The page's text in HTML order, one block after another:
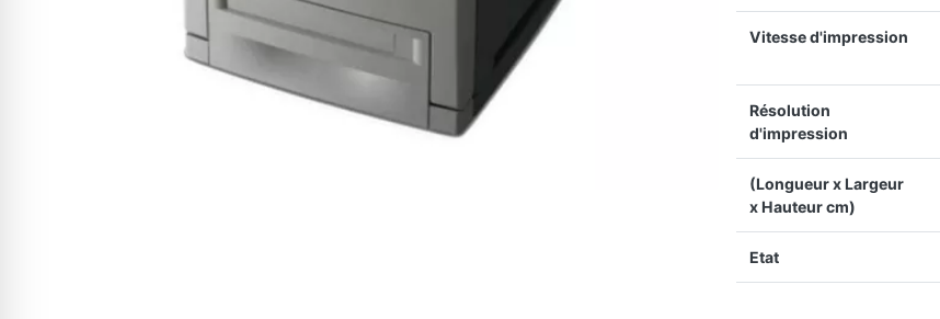
Vitesse d'impression
Résolution
d'impression
(Longueur x Largeur
x Hauteur cm)
Etat